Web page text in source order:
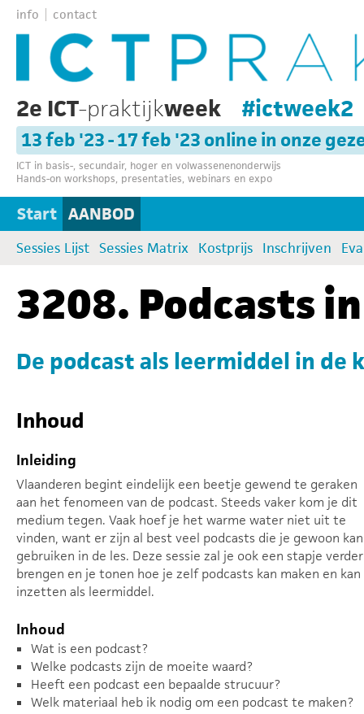
info contact
2e ICT-praktijkweek #ictweek2
13 feb '23 - 17 feb '23 online in onze
ICT in basis-, secundair, hoger en volwassenenonderwijs
Hands-on workshops, presentaties, webinars en expo
Start AANBOD
Sessies Lijst Sessies Matrix Kostprijs Inschrijven
3208. Podcasts
De podcast als leermiddel in de
Inhoud
Inleiding
Vlaanderen begint eindelijk een beetje gewend te geraken
aan het fenomeen van de podcast. Steeds vaker kom je dit
medium tegen. Vaak hoef je het warme water niet uit te
vinden, want er zijn al best veel podcasts die je gewoon kan
gebruiken in de les. Deze sessie zal je ook een stapje verder
brengen en je tonen hoe je zelf podcasts kan maken en kan
inzetten als leermiddel.
Inhoud
Wat is een podcast?
Welke podcasts zijn de moeite waard?
Heeft een podcast een bepaalde strucuur?
Welk materiaal heb ik nodig om een podcast te maken?